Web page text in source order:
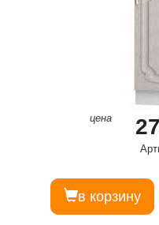
цена
в корзину